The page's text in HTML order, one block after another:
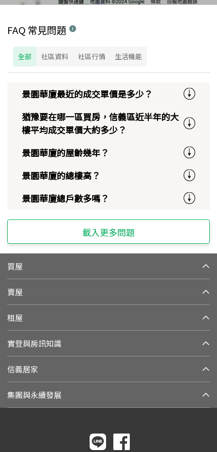
FAQ 常見問題
全部 社區資料 社區行情 生活機能
景園華廈最近的成交單價是多少？
猶豫要在哪一區買房，信義區近半年的大
樓平均成交單價大約多少？
景園華廈的屋齡幾年？
景園華廈的總樓高？
景園華廈總戶數多嗎？
載入更多問題
買屋
賣屋
租屋
實登與房訊知識
信義居家
集團與永續發展